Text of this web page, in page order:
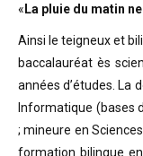
«La pluie du matin
Ainsi le teigneux et
baccalauréat ès
années d’études. La
Informatique (bases
; mineure en
formation bilingue